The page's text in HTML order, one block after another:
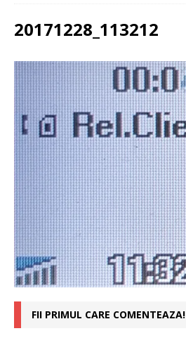
20171228_113212
FII PRIMUL CARE COMENTEAZA!